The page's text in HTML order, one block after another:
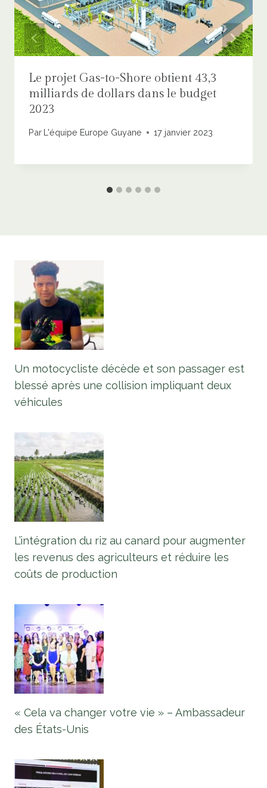
Le projet Gas-to-Shore obtient 43,3
milliards de dollars dans le budget
2023
Par L'équipe Europe Guyane 17 janvier 2023
Un motocycliste décède et son passager est
blessé après une collision impliquant deux
véhicules
L’intégration du riz au canard pour augmenter
les revenus des agriculteurs et réduire les
coûts de production
« Cela va changer votre vie » – Ambassadeur
des États-Unis